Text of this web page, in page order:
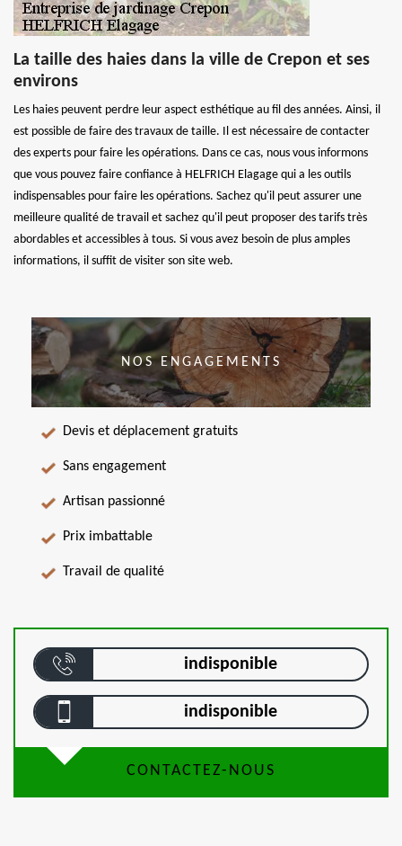
La taille des haies dans la ville de Crepon et ses
environs
Les haies peuvent perdre leur aspect esthétique au fil des années. Ainsi, il
est possible de faire des travaux de taille. Il est nécessaire de contacter
des experts pour faire les opérations. Dans ce cas, nous vous informons
que vous pouvez faire confiance à HELFRICH Elagage qui a les outils
indispensables pour faire les opérations. Sachez qu'il peut assurer une
meilleure qualité de travail et sachez qu'il peut proposer des tarifs très
abordables et accessibles à tous. Si vous avez besoin de plus amples
informations, il suffit de visiter son site web.
NOS ENGAGEMENTS
Devis et déplacement gratuits
Sans engagement
Artisan passionné
Prix imbattable
Travail de qualité
indisponible
indisponible
CONTACTEZ-NOUS